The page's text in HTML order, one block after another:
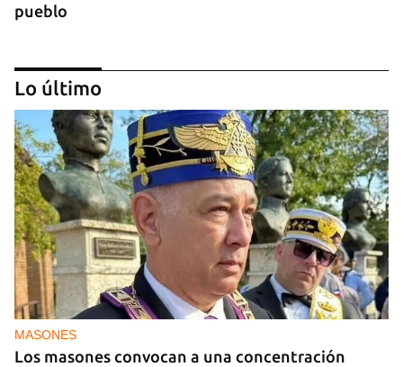
pueblo
OPINIÓN
Lo que El Cangrejo no puede querer
Lo último
MASONES
Los masones convocan a una concentración